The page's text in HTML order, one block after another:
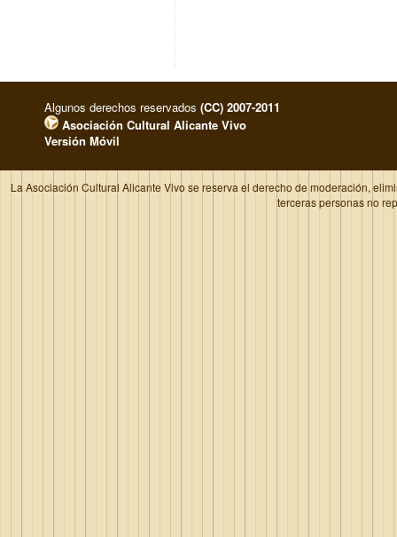
Algunos derechos reservados (CC) 2007-2011
Asociación Cultural Alicante Vivo
Versión Móvil
La Asociación Cultural Alicante Vivo se reserva el derecho de moderación,
terceras personas no